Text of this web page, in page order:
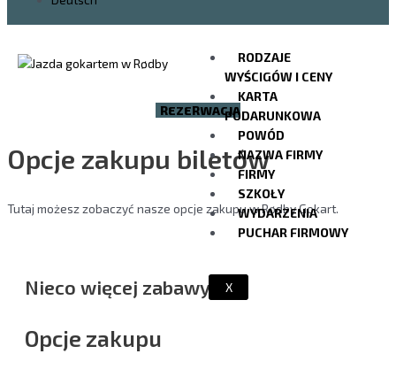
RODZAJE
WYŚCIGÓW I CENY
KARTA
PODARUNKOWA
POWÓD
NAZWA FIRMY
FIRMY
SZKOŁY
WYDARZENIA
PUCHAR FIRMOWY
X
REZERWACJA
Opcje zakupu biletów
Tutaj możesz zobaczyć nasze opcje zakupu w Rødby Gokart.
Nieco więcej zabawy
Opcje zakupu